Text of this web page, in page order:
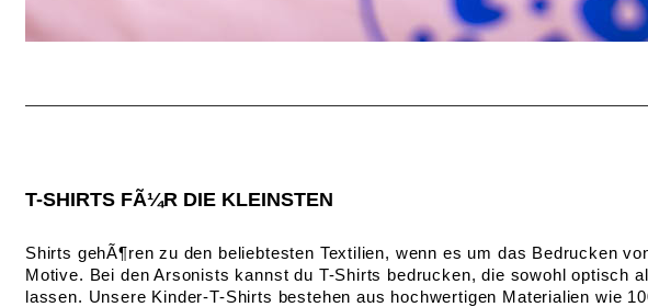
T-SHIRTS FÃ¼R DIE KLEINSTEN
Shirts gehÃ¶ren zu den beliebtesten Textilien, wenn es um das Bedrucken
Motive. Bei den Arsonists kannst du T-Shirts bedrucken, die sowohl
lassen. Unsere Kinder-T-Shirts bestehen aus hochwertigen Materialien wie